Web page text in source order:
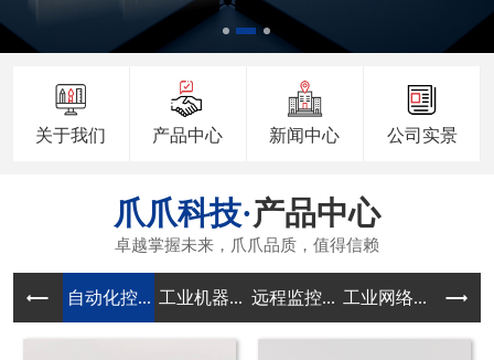
关于我们 产品中心 新闻中心 公司实景
产品中心
自动化控... 工业机器... 远程监控... 工业网络... 传感